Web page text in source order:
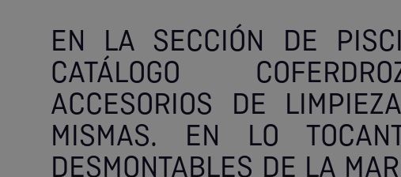
EN LA SECCIÓN DE
CATÁLOGO
ACCESORIOS DE
MISMAS. EN LO
DESMONTABLES DE LA